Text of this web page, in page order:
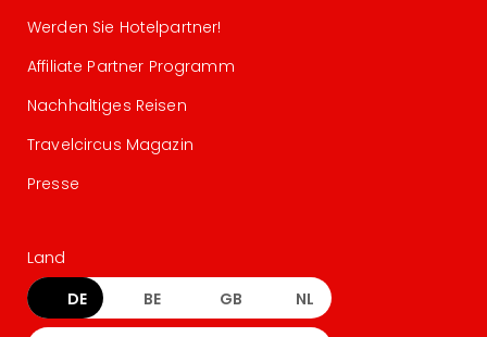
Werden Sie Hotelpartner!
Affiliate Partner Programm
Nachhaltiges Reisen
Travelcircus Magazin
Presse
Land
DE BE GB NL